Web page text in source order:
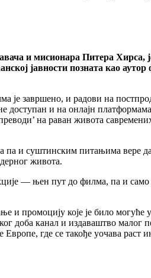
и мисионара Питера Хирса,
јавности позната као
завршено, и радови на
доступан и на онлајн
на раван живота
и суштинским питањима вере
живота.
— њен пут до филма, па и
и промоцију које је било
доба канал и издаваштво
где се такође уочава